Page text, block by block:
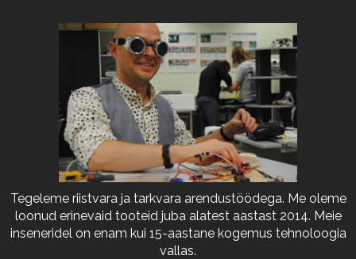
Tegeleme riistvara ja tarkvara arendustöödega. Me oleme
loonud erinevaid tooteid juba alatest aastast 2014. Meie
inseneridel on enam kui 15-aastane kogemus tehnoloogia
vallas.